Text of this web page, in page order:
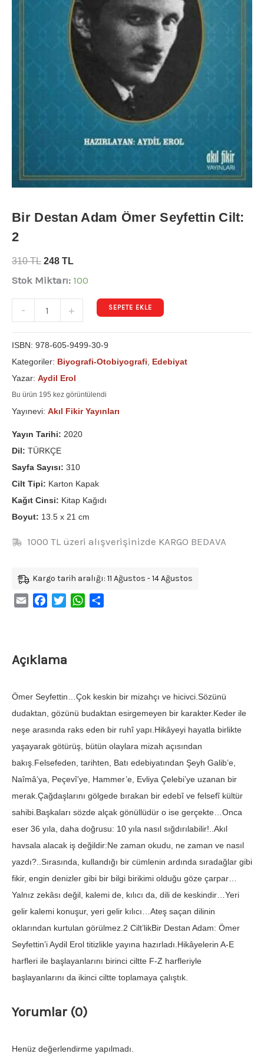
Bir Destan Adam Ömer Seyfettin Cilt:
2
310TL 248 TL
Stok Miktarı: 100
- + SEPETE EKLE
ISBN: 978-605-9499-30-9
Kategoriler: Biyografi-Otobiyografi
Edebiyat
Yazar: Aydil Erol
Bu ürün 195 kez görüntülendi
Yayınevi: Akıl Fikir Yayınları
Yayın Tarihi: 2020
Dil: TÜRKÇE
Sayfa Sayısı: 310
Cilt Tipi: Karton Kapak
Kağıt Cinsi: Kitap Kağıdı
Boyut: 13.5 x 21 cm
1000 TL üzeri alışverişinizde KARGO BEDAVA
Kargo tarih aralığı: 11 Ağustos - 14 Ağustos
Email FacebookTwitterWhatsApp
Açıklama
Ömer Seyfettin…Çok keskin bir mizahçı ve hicivci.Sözünü
dudaktan, gözünü budaktan esirgemeyen bir karakter.Keder ile
neşe arasında raks eden bir ruhî yapı.Hikâyeyi hayatla birlikte
yaşayarak götürüş, bütün olaylara mizah açısından
bakış.Felsefeden, tarihten, Batı edebiyatından Şeyh Galib’e,
Naîmâ’ya, Peçevî’ye, Hammer’e, Evliya Çelebi’ye uzanan bir
merak.Çağdaşlarını gölgede bırakan bir edebî ve felsefî kültür
sahibi.Başkaları sözde alçak gönüllüdür o ise gerçekte…Onca
eser 36 yıla, daha doğrusu: 10 yıla nasıl sığdırılabilir!..Akıl
havsala alacak iş değildir:Ne zaman okudu, ne zaman ve nasıl
yazdı?..Sırasında, kullandığı bir cümlenin ardında sıradağlar gibi
fikir, engin denizler gibi bir bilgi birikimi olduğu göze çarpar…
Yalnız zekâsı değil, kalemi de, kılıcı da, dili de keskindir…Yeri
gelir kalemi konuşur, yeri gelir kılıcı…Ateş saçan dilinin
oklarından kurtulan görülmez.2 Cilt’likBir Destan Adam: Ömer
Seyfettin’i Aydil Erol titizlikle yayına hazırladı.Hikâyelerin A-E
harfleri ile başlayanlarını birinci ciltte F-Z harfleriyle
başlayanlarını da ikinci ciltte toplamaya çalıştık.
Yorumlar (0)
Henüz değerlendirme yapılmadı.